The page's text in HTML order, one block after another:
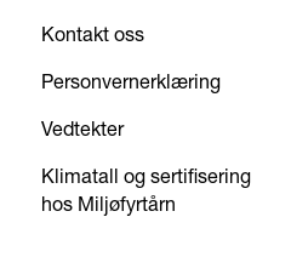
Kontakt oss
Personvernerklæring
Vedtekter
Klimatall og sertifisering
hos Miljøfyrtårn